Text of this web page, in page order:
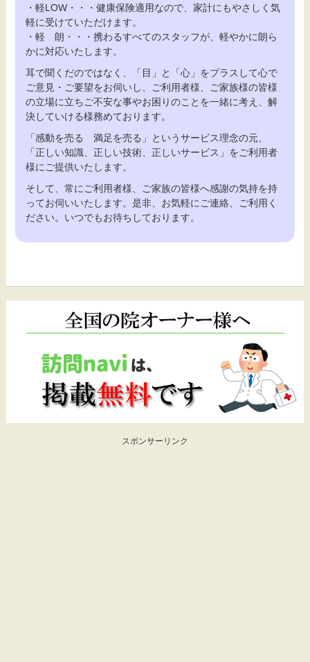
・軽LOW・・・健康保険適用なので、家計にもやさしく気
軽に受けていただけます。
・軽 朗・・・携わるすべてのスタッフが、軽やかに朗ら
かに対応いたします。
耳で聞くだのではなく、「目」と「心」をプラスして心で
ご意見・ご要望をお伺いし、ご利用者様、ご家族様の皆様
の立場に立ちご不安な事やお困りのことを一緒に考え、解
決していける様務めております。
「感動を売る 満足を売る」というサービス理念の元、
「正しい知識、正しい技術、正しいサービス」をご利用者
様にご提供いたします。
そして、常にご利用者様、ご家族の皆様へ感謝の気持を持
ってお伺いいたします。是非、お気軽にご連絡、ご利用く
ださい。いつでもお待ちしております。
スポンサーリンク